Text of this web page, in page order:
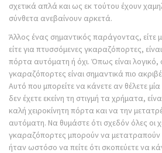
σχετικά απλά και ως εκ τούτου έχουν
σύνθετα ανεβαίνουν αρκετά.
Άλλος ένας σημαντικός παράγοντας, είτε
είτε για πτυσσόμενες γκαραζόπορτες,
πόρτα αυτόματη ή όχι. Όπως είναι λογικό,
γκαραζόπορτες είναι σημαντικά πιο
Αυτό που μπορείτε να κάνετε αν θέλετε
δεν έχετε εκείνη τη στιγμή τα χρήματα,
καλή χειροκίνητη πόρτα και να την
αυτόματη. Να θυμάστε ότι σχεδόν όλες οι
γκαραζόπορτες μπορούν να
ήταν ωστόσο να πείτε ότι σκοπεύετε να